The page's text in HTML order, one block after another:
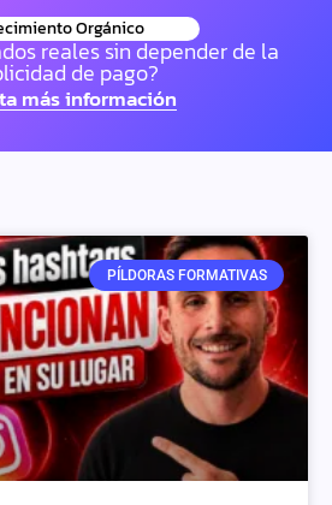
Orgánico
reales sin depender de la
de pago?
más información
PÍLDORAS FORMATIVAS